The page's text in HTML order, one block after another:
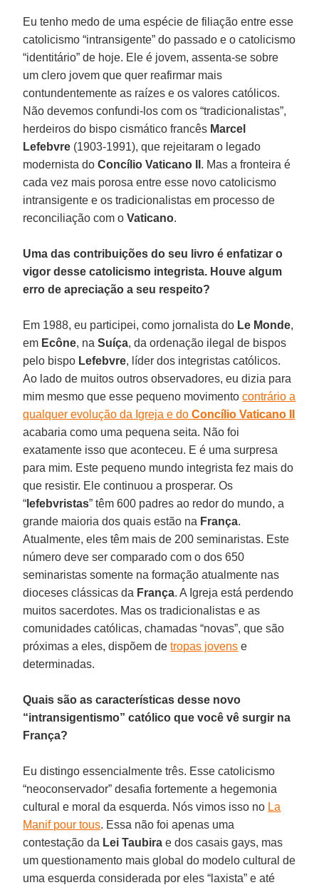
Eu tenho medo de uma espécie de filiação entre esse
catolicismo “intransigente” do passado e o catolicismo
“identitário” de hoje. Ele é jovem, assenta-se sobre
um clero jovem que quer reafirmar mais
contundentemente as raízes e os valores católicos.
Não devemos confundi-los com os “tradicionalistas”,
herdeiros do bispo cismático francês Marcel
Lefebvre (1903-1991), que rejeitaram o legado
modernista doConcílio Vaticano II . Mas a fronteira é
cada vez mais porosa entre esse novo catolicismo
intransigente e os tradicionalistas em processo de
reconciliação com oVaticano.
Uma das contribuições do seu livro é enfatizar o
vigor desse catolicismo integrista. Houve algum
erro de apreciação a seu respeito?
Em 1988, eu participei, como jornalista do Le Monde,
em Ecône, naSuíça, da ordenação ilegal de bispos
pelo bispo Lefebvre, líder dos integristas católicos.
Ao lado de muitos outros observadores, eu dizia para
mim mesmo que esse pequeno movimentocontrário a
qualquer evolução da Igreja e doConcílio Vaticano II
acabaria como uma pequena seita. Não foi
exatamente isso que aconteceu. E é uma surpresa
para mim. Este pequeno mundo integrista fez mais do
que resistir. Ele continuou a prosperar. Os
“ lefebvristas” têm 600 padres ao redor do mundo, a
grande maioria dos quais estão na França.
Atualmente, eles têm mais de 200 seminaristas. Este
número deve ser comparado com o dos 650
seminaristas somente na formação atualmente nas
dioceses clássicas da França. A Igreja está perdendo
muitos sacerdotes. Mas os tradicionalistas e as
comunidades católicas, chamadas “novas”, que são
próximas a eles, dispõem detropas jovens e
determinadas.
Quais são as características desse novo
“intransigentismo” católico que você vê surgir na
França?
Eu distingo essencialmente três. Esse catolicismo
“neoconservador” desafia fortemente a hegemonia
cultural e moral da esquerda. Nós vimos isso no La
Manif pour tous. Essa não foi apenas uma
contestação da Lei Taubira e dos casais gays, mas
um questionamento mais global do modelo cultural de
uma esquerda considerada por eles “laxista” e até